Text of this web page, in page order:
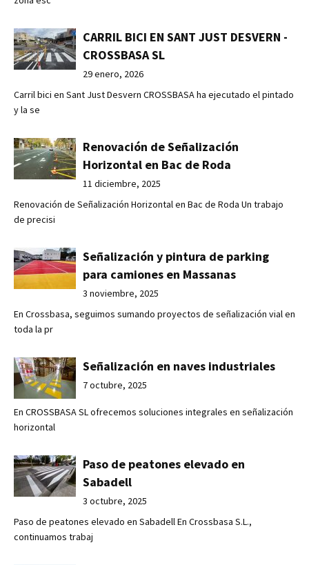
CARRIL BICI EN SANT JUST DESVERN -
CROSSBASA SL
29 enero, 2026
Carril bici en Sant Just Desvern CROSSBASA ha ejecutado el pintado
y la se
Renovación de Señalización
Horizontal en Bac de Roda
11 diciembre, 2025
Renovación de Señalización Horizontal en Bac de Roda Un trabajo
de precisi
Señalización y pintura de parking
para camiones en Massanas
3 noviembre, 2025
En Crossbasa, seguimos sumando proyectos de señalización vial en
toda la pr
Señalización en naves industriales
7 octubre, 2025
En CROSSBASA SL ofrecemos soluciones integrales en señalización
horizontal
Paso de peatones elevado en
Sabadell
3 octubre, 2025
Paso de peatones elevado en Sabadell En Crossbasa S.L.,
continuamos trabaj